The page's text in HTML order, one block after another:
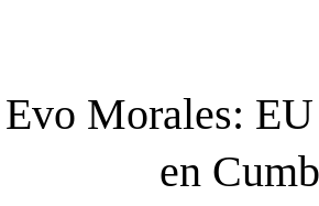
Evo Morales:
en